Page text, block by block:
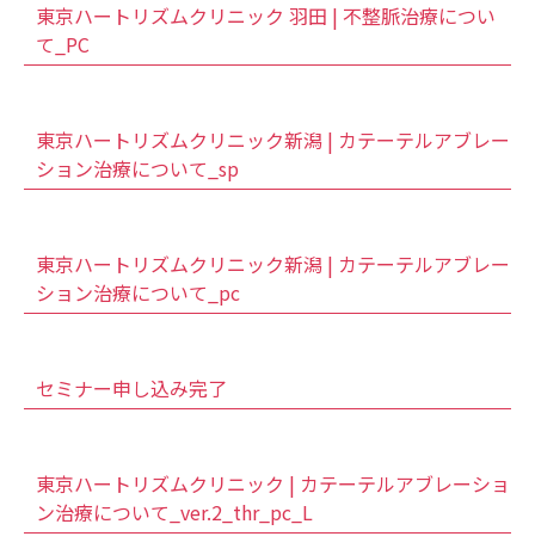
東京ハートリズムクリニック 羽田 | 不整脈治療につい
て_PC
東京ハートリズムクリニック新潟 | カテーテルアブレー
ション治療について_sp
東京ハートリズムクリニック新潟 | カテーテルアブレー
ション治療について_pc
セミナー申し込み完了
東京ハートリズムクリニック | カテーテルアブレーショ
ン治療について_ver.2_thr_pc_L